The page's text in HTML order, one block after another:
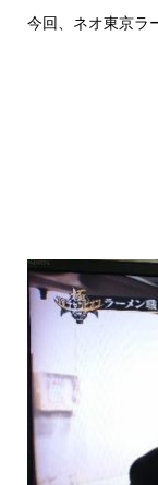
今回、ネオ東京ラ